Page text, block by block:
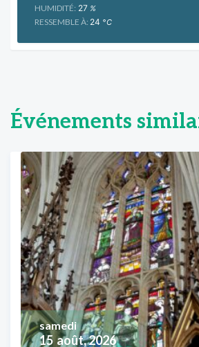
HUMIDITÉ: 27 %
RESSEMBLE À: 24 °C
Événements
15 août, 2026
samedi